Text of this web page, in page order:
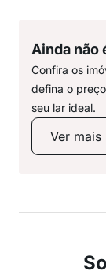
Ainda não
Confira os
defina o
seu lar ideal.
Ver mais